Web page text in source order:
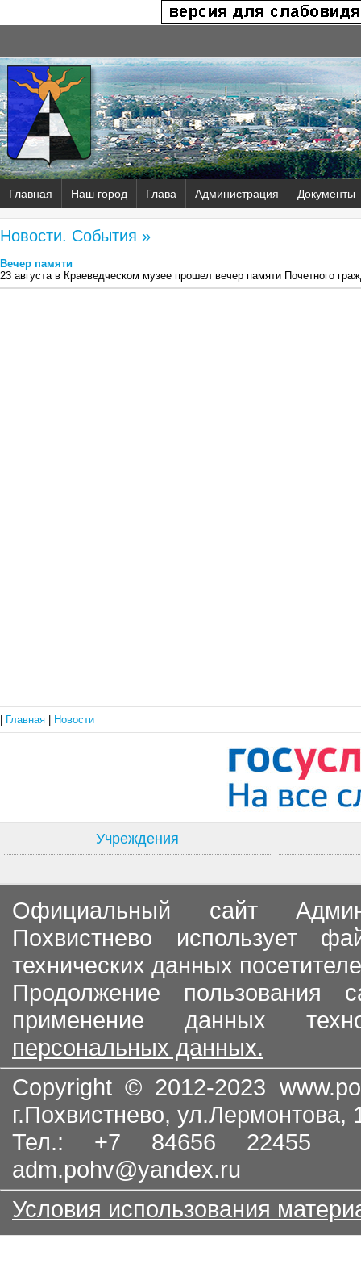
Главная Наш город Глава Администрация Документы
Новости. События »
Вечер памяти
23 августа в Краеведческом музее прошел вечер памяти Почетного
Главная Новости
Учреждения
Официальный сайт
Похвистнево использует
технических данных
Продолжение пользования
применение данных
персональных данных.
Copyright © 2012-2023
г.Похвистнево, ул.Лермонтова,
Тел.: +7 84656
adm.pohv@yandex.ru
Условия использования